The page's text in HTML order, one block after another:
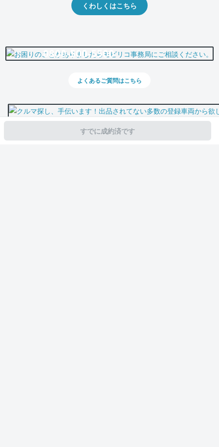
すでに成約済です
くわしくはこちら
0800-500-5500
よくあるご質問はこちら